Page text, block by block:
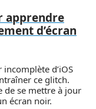
apprendre
d’écran
d’iOS
ce glitch.
de se mettre à jour
écran noir.